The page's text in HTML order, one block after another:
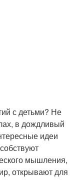
с детьми? Не
в дождливый
идеи
мышления,
открывают для